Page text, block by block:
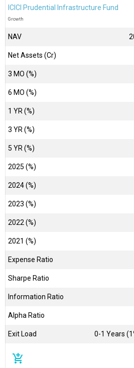
ICICI Prudential Infrastructure Fund
Growth
NAV
Net Assets (Cr)
3 MO (%)
6 MO (%)
1 YR (%)
3 YR (%)
5 YR (%)
2025 (%)
2024 (%)
2023 (%)
2022 (%)
2021 (%)
Expense Ratio
Sharpe Ratio
Information Ratio
Alpha Ratio
Exit Load 0-1 Years
add_shopping_cart